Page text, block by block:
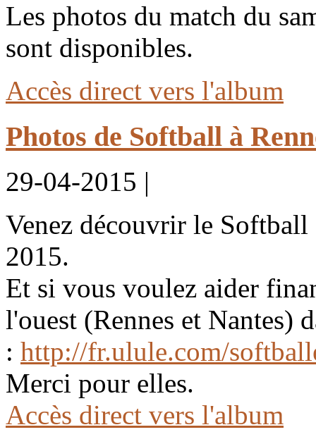
Les photos du match du
sont disponibles.
Accès direct vers l'album
Photos de Softball à
29-04-2015 |
Venez découvrir le
2015.
Et si vous voulez aider
l'ouest (Rennes et Nantes)
: http://fr.ulule.com/
Merci pour elles.
Accès direct vers l'album